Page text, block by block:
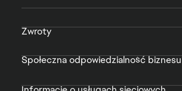
Zwroty
Społeczna odpowiedzialność biznesu